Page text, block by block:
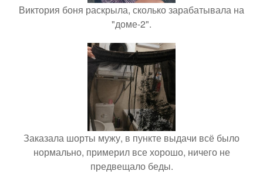
Виктория боня раскрыла, сколько зарабатывала на
"доме-2".
Заказала шорты мужу, в пункте выдачи всё было
нормально, примерил все хорошо, ничего не
предвещало беды.